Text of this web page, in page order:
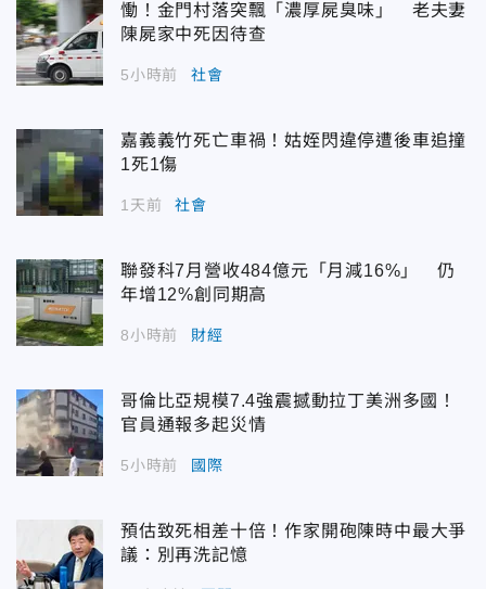
慟！金門村落突飄「濃厚屍臭味」 老夫妻
陳屍家中死因待查
5小時前 社會
嘉義義竹死亡車禍！姑姪閃違停遭後車追撞
1死1傷
1天前 社會
聯發科7月營收484億元「月減16%」 仍
年增12%創同期高
8小時前 財經
哥倫比亞規模7.4強震撼動拉丁美洲多國！
官員通報多起災情
5小時前 國際
預估致死相差十倍！作家開砲陳時中最大爭
議：別再洗記憶